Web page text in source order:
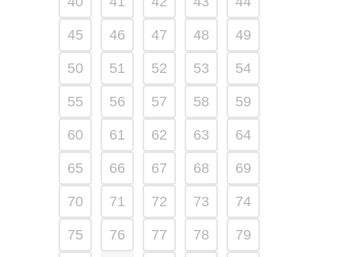
45 46 47 48 49
50 51 52 53 54
55 56 57 58 59
60 61 62 63 64
65 66 67 68 69
70 71 72 73 74
75 76 77 78 79